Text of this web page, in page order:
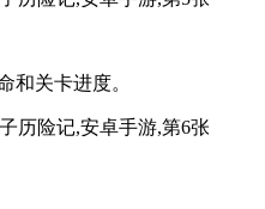
和关卡进度。